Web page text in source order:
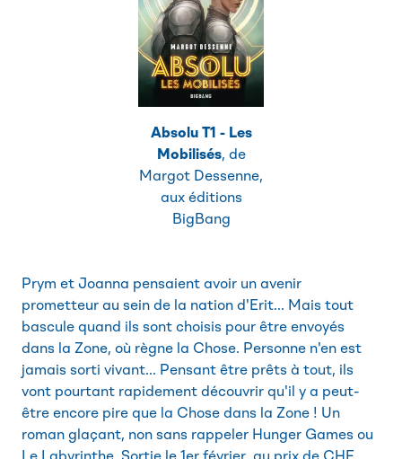
Absolu T1 - Les
Mobilisés, de
Margot Dessenne,
aux éditions
BigBang
Prym et Joanna pensaient avoir un avenir
prometteur au sein de la nation d'Erit... Mais tout
bascule quand ils sont choisis pour être envoyés
dans la Zone, où règne la Chose. Personne n'en est
jamais sorti vivant... Pensant être prêts à tout, ils
vont pourtant rapidement découvrir qu'il y a peut-
être encore pire que la Chose dans la Zone ! Un
roman glaçant, non sans rappeler Hunger Games ou